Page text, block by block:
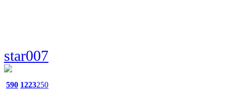
star007
590 1223250